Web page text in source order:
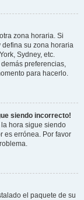
zona horaria. Si
defina su zona horaria
Sydney, etc.
preferencias,
para hacerlo.
siendo incorrecto!
hora sigue siendo
es errónea. Por favor
el paquete de su